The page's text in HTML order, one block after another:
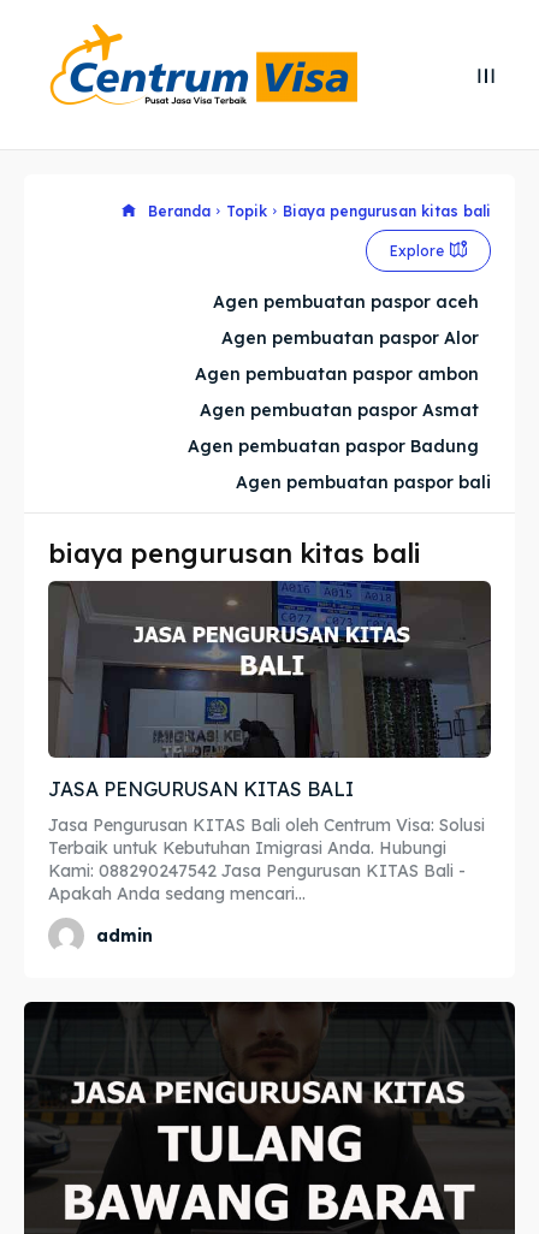
Cari
Cari
Explore our destinations
Imta
Legalisir
Apostille
Penerjemah
Asuransi
Blog
Explore our destinations
Imta
Legalisir
Apostille
Penerjemah
Asuransi
Blog
Beranda Topik Biaya pengurusan kitas bali
Explore
Agen pembuatan paspor aceh
Agen pembuatan paspor Alor
Agen pembuatan paspor ambon
Agen pembuatan paspor Asmat
Agen pembuatan paspor Badung
Agen pembuatan paspor bali
biaya pengurusan kitas bali
JASA PENGURUSAN KITAS BALI
Jasa Pengurusan KITAS Bali oleh Centrum Visa: Solusi
Terbaik untuk Kebutuhan Imigrasi Anda. Hubungi
Kami: 088290247542 Jasa Pengurusan KITAS Bali -
Apakah Anda sedang mencari...
admin